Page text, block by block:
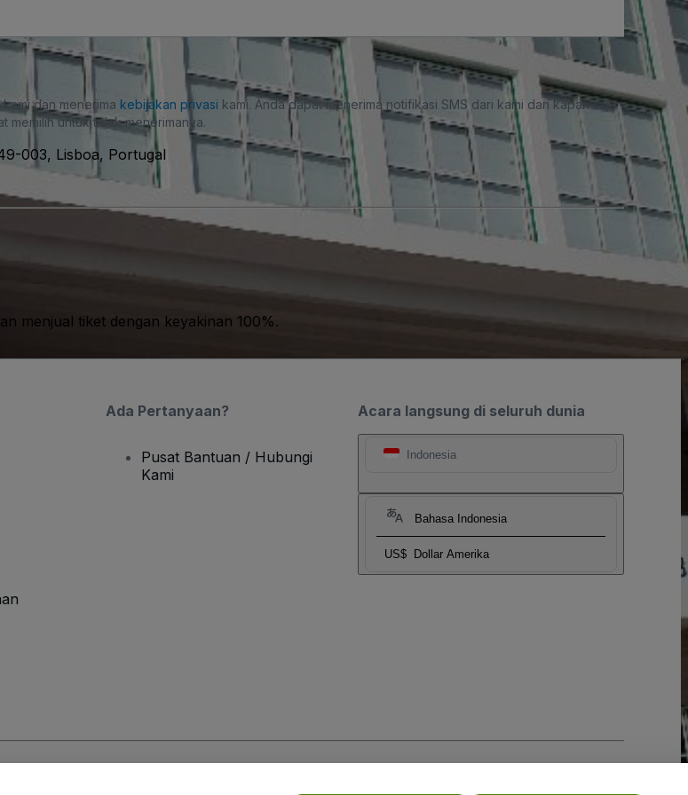
kami dan menerima kebijakan privasi kami. Anda dapat menerima notifikasi SMS dari kami dan kapan saja
memilih untuk tidak menerimanya.
003, Lisboa, Portugal
menjual tiket dengan keyakinan 100%.
Acara langsung di seluruh dunia
Indonesia
Bahasa Indonesia
US$ Dollar Amerika
Ada Pertanyaan?
Pusat Bantuan / Hubungi
Kami